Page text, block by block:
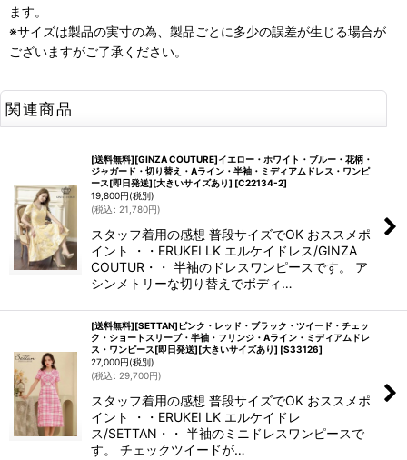
ます。
※サイズは製品の実寸の為、製品ごとに多少の誤差が生じる場合が
ございますがご了承ください。
関連商品
[送料無料][GINZA COUTURE]イエロー・ホワイト・ブルー・花柄・
ジャガード・切り替え・Aライン・半袖・ミディアムドレス・ワンピ
ース[即日発送][大きいサイズあり] [C22134-2]
19,800円(税別)
(税込 : 21,780円)
スタッフ着用の感想 普段サイズでOK おススメポ
イント ・・ERUKEI LK エルケイドレス/GINZA
COUTUR・・ 半袖のドレスワンピースです。 ア
シンメトリーな切り替えでボディ…
[送料無料][SETTAN]ピンク・レッド・ブラック・ツイード・チェッ
ク・ショートスリーブ・半袖・フリンジ・Aライン・ミディアムドレ
ス・ワンピース[即日発送][大きいサイズあり] [S33126]
27,000円(税別)
(税込 : 29,700円)
スタッフ着用の感想 普段サイズでOK おススメポ
イント ・・ERUKEI LK エルケイドレ
ス/SETTAN・・ 半袖のミニドレスワンピースで
す。 チェックツイードが…